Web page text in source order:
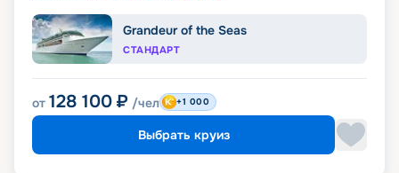
Grandeur of the Seas
СТАНДАРТ
от 128 100 ₽ /чел +1 000
Выбрать круиз